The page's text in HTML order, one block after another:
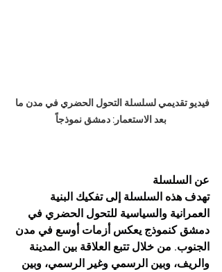
فيديو تقديمي لسلسلة التحول الحضري في مدن ما
بعد الاستعمار: دمشق نموذجاً
عن السلسلة
تهدف هذه السلسلة إلى تفكيك البنية
العمرانية والسياسية للتحول الحضري في
دمشق كنموذج يعكس أزمات أوسع في مدن
الجنوب. من خلال تتبع العلاقة بين المدينة
والريف، وبين الرسمي وغير الرسمي، وبين